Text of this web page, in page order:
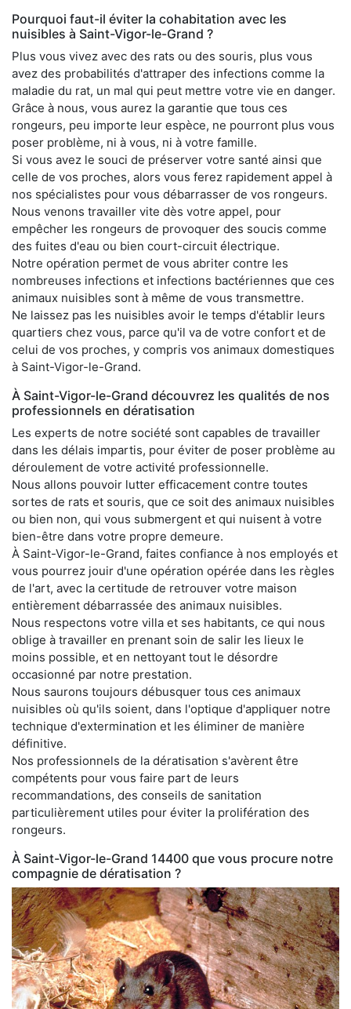
Pourquoi faut-il éviter la cohabitation avec les
nuisibles à Saint-Vigor-le-Grand ?
Plus vous vivez avec des rats ou des souris, plus vous
avez des probabilités d'attraper des infections comme la
maladie du rat, un mal qui peut mettre votre vie en danger.
Grâce à nous, vous aurez la garantie que tous ces
rongeurs, peu importe leur espèce, ne pourront plus vous
poser problème, ni à vous, ni à votre famille.
Si vous avez le souci de préserver votre santé ainsi que
celle de vos proches, alors vous ferez rapidement appel à
nos spécialistes pour vous débarrasser de vos rongeurs.
Nous venons travailler vite dès votre appel, pour
empêcher les rongeurs de provoquer des soucis comme
des fuites d'eau ou bien court-circuit électrique.
Notre opération permet de vous abriter contre les
nombreuses infections et infections bactériennes que ces
animaux nuisibles sont à même de vous transmettre.
Ne laissez pas les nuisibles avoir le temps d'établir leurs
quartiers chez vous, parce qu'il va de votre confort et de
celui de vos proches, y compris vos animaux domestiques
à Saint-Vigor-le-Grand.
À Saint-Vigor-le-Grand découvrez les qualités de nos
professionnels en dératisation
Les experts de notre société sont capables de travailler
dans les délais impartis, pour éviter de poser problème au
déroulement de votre activité professionnelle.
Nous allons pouvoir lutter efficacement contre toutes
sortes de rats et souris, que ce soit des animaux nuisibles
ou bien non, qui vous submergent et qui nuisent à votre
bien-être dans votre propre demeure.
À Saint-Vigor-le-Grand, faites confiance à nos employés et
vous pourrez jouir d'une opération opérée dans les règles
de l'art, avec la certitude de retrouver votre maison
entièrement débarrassée des animaux nuisibles.
Nous respectons votre villa et ses habitants, ce qui nous
oblige à travailler en prenant soin de salir les lieux le
moins possible, et en nettoyant tout le désordre
occasionné par notre prestation.
Nous saurons toujours débusquer tous ces animaux
nuisibles où qu'ils soient, dans l'optique d'appliquer notre
technique d'extermination et les éliminer de manière
définitive.
Nos professionnels de la dératisation s'avèrent être
compétents pour vous faire part de leurs
recommandations, des conseils de sanitation
particulièrement utiles pour éviter la prolifération des
rongeurs.
À Saint-Vigor-le-Grand 14400 que vous procure notre
compagnie de dératisation ?